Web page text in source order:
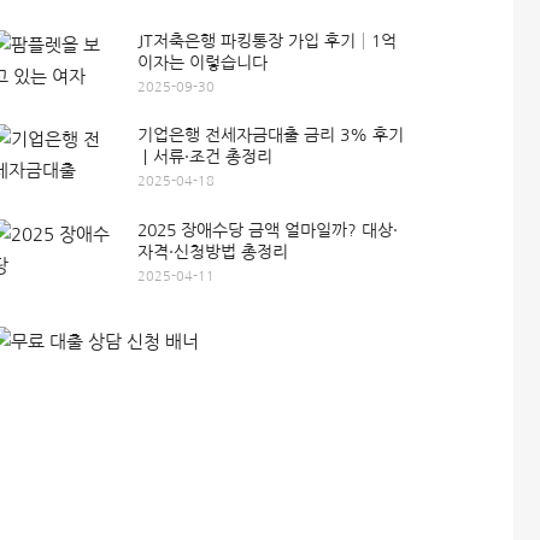
JT저축은행 파킹통장 가입 후기│1억
이자는 이렇습니다
2025-09-30
기업은행 전세자금대출 금리 3% 후기
｜서류·조건 총정리
2025-04-18
2025 장애수당 금액 얼마일까? 대상·
자격·신청방법 총정리
2025-04-11